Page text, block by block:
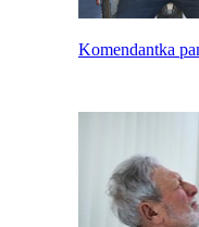
Komendantka